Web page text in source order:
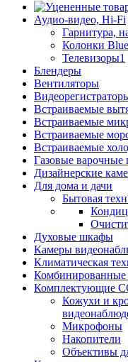
Аудио-видео, Hi-Fi
Гарнитура,
Колонки
Телевизоры1
Блендеры
Вентиляторы
Встраиваемые
Встраиваемые
Встраиваемые
Встраиваемые
Газовые варочные
Дизайнерские
Для дома и дачи
Бытовая
Духовые шкафы
Камеры
Климатическая
Комбинированные
Комплектующие
Кожухи и
Микрофоны
Накопители
Объективы